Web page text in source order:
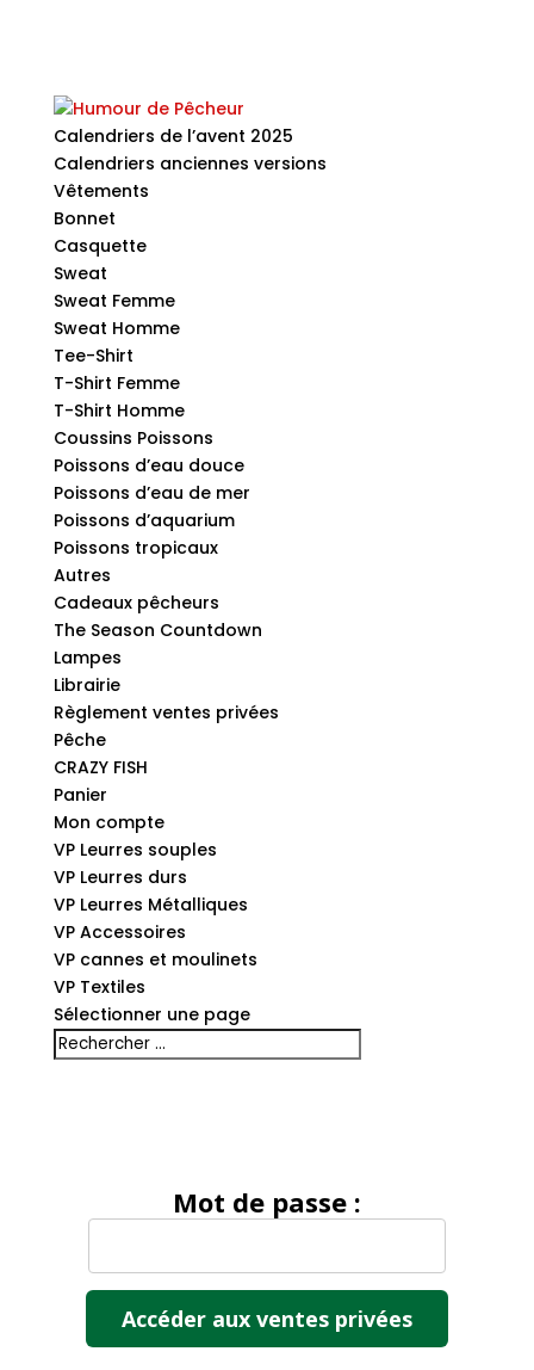
Calendriers de l’avent 2025
Calendriers anciennes versions
Vêtements
Bonnet
Casquette
Sweat
Sweat Femme
Sweat Homme
Tee-Shirt
T-Shirt Femme
T-Shirt Homme
Coussins Poissons
Poissons d’eau douce
Poissons d’eau de mer
Poissons d’aquarium
Poissons tropicaux
Autres
Cadeaux pêcheurs
The Season Countdown
Lampes
Librairie
Règlement ventes privées
Pêche
CRAZY FISH
Panier
Mon compte
VP Leurres souples
VP Leurres durs
VP Leurres Métalliques
VP Accessoires
VP cannes et moulinets
VP Textiles
Sélectionner une page
Mot de passe :